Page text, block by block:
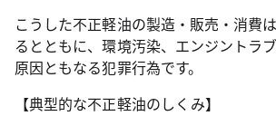
こうした不正軽油の製造・販売・消費
るとともに、環境汚染、エンジントラ
原因ともなる犯罪行為です。
【典型的な不正軽油のしくみ】